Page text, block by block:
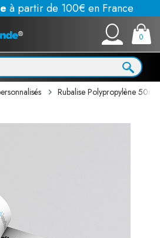
à partir de 100€ en France
0
Rubalise Polypropylène